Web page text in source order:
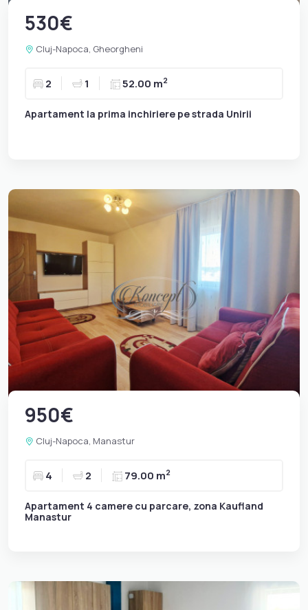
530€
Cluj-Napoca, Gheorgheni
2 1 52.00 m2
Apartament la prima inchiriere pe strada Unirii
950€
Cluj-Napoca, Manastur
4 2 79.00 m2
Apartament 4 camere cu parcare, zona Kaufland
Manastur